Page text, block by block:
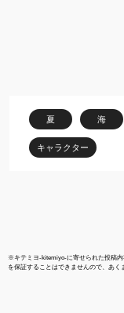
夏 海
キャラクター
※キテミヨ-kitemiyo-に寄せられた投稿
を保証することはできませんので、あく